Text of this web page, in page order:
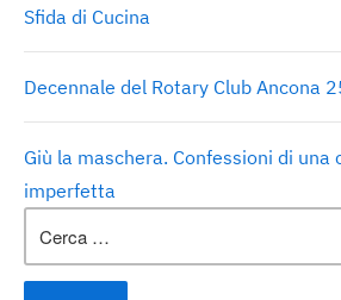
Sfida di Cucina
Decennale del Rotary Club Ancona
Giù la maschera. Confessioni di una
imperfetta
per: